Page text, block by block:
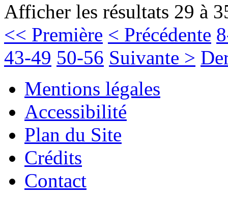
Afficher les résultats 29 à
<< Première < Précédente
43-49 50-56 Suivante >
Mentions légales
Accessibilité
Plan du Site
Crédits
Contact